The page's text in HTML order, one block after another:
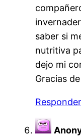
saber si
nutritiva
dejo mi
Gracias
Responder